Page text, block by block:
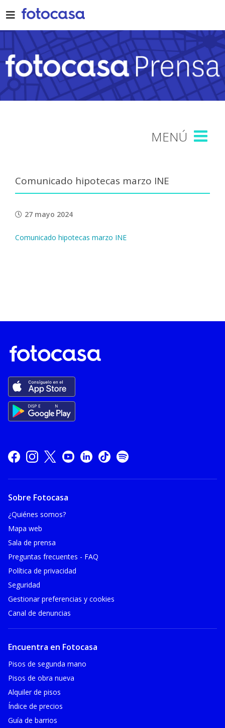
to
content
Comunicado hipotecas marzo INE
27 mayo 2024
Comunicado hipotecas marzo INE
Sobre Fotocasa
¿Quiénes somos?
Mapa web
Sala de prensa
Preguntas frecuentes - FAQ
Política de privacidad
Seguridad
Gestionar preferencias y cookies
Canal de denuncias
Encuentra en Fotocasa
Pisos de segunda mano
Pisos de obra nueva
Alquiler de pisos
Índice de precios
Guía de barrios